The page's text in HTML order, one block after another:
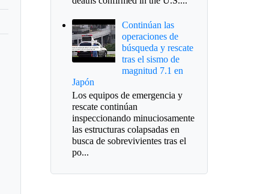
Continúan las
operaciones de
búsqueda y rescate
tras el sismo de
magnitud 7.1 en
Japón
Los equipos de emergencia y
rescate continúan
inspeccionando minuciosamente
las estructuras colapsadas en
busca de sobrevivientes tras el
po...